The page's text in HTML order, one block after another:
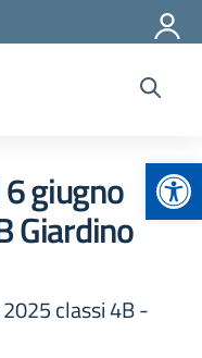
giugno
Giardino
classi 4B -